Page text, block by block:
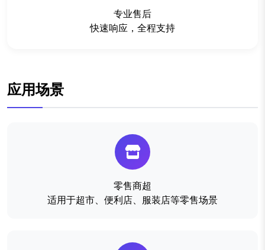
专业售后
快速响应，全程支持
应用场景
零售商超
适用于超市、便利店、服装店等零售场景